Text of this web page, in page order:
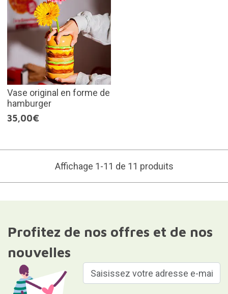
Vase original en forme de
hamburger
35,00€
Affichage 1-11 de 11 produits
Profitez de nos offres et de nos
nouvelles